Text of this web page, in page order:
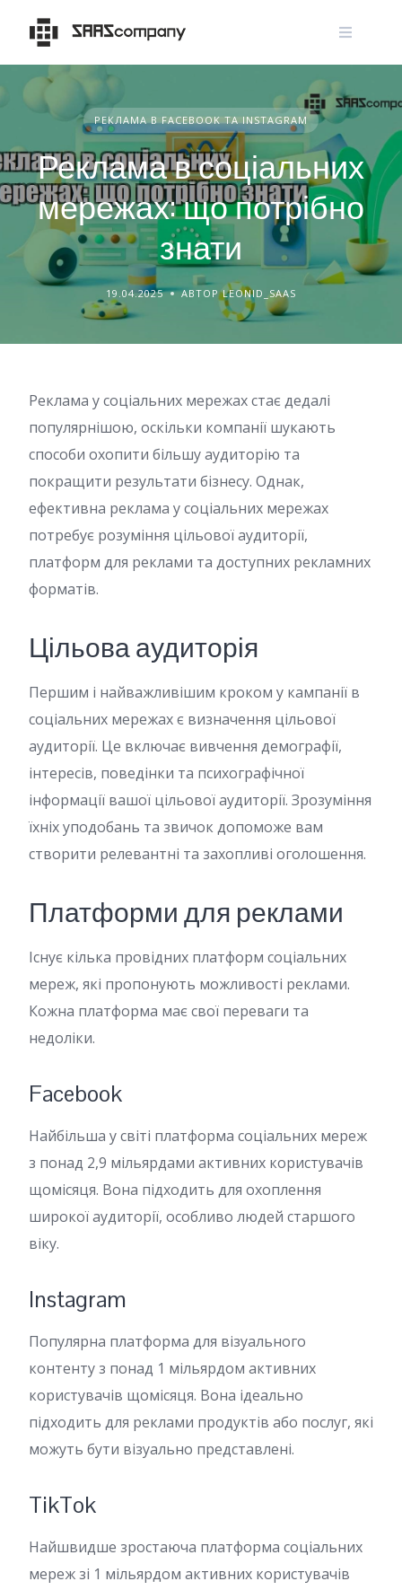
content
РЕКЛАМА В FACEBOOK ТА INSTAGRAM
Реклама в соціальних
мережах: що потрібно
знати
19.04.2025 АВТОР LEONID_SAAS
Реклама у соціальних мережах стає дедалі
популярнішою, оскільки компанії шукають
способи охопити більшу аудиторію та
покращити результати бізнесу. Однак,
ефективна реклама у соціальних мережах
потребує розуміння цільової аудиторії,
платформ для реклами та доступних рекламних
форматів.
Цільова аудиторія
Першим і найважливішим кроком у кампанії в
соціальних мережах є визначення цільової
аудиторії. Це включає вивчення демографії,
інтересів, поведінки та психографічної
інформації вашої цільової аудиторії. Зрозуміння
їхніх уподобань та звичок допоможе вам
створити релевантні та захопливі оголошення.
Платформи для реклами
Існує кілька провідних платформ соціальних
мереж, які пропонують можливості реклами.
Кожна платформа має свої переваги та
недоліки.
Facebook
Найбільша у світі платформа соціальних мереж
з понад 2,9 мільярдами активних користувачів
щомісяця. Вона підходить для охоплення
широкої аудиторії, особливо людей старшого
віку.
Instagram
Популярна платформа для візуального
контенту з понад 1 мільярдом активних
користувачів щомісяця. Вона ідеально
підходить для реклами продуктів або послуг, які
можуть бути візуально представлені.
TikTok
Найшвидше зростаюча платформа соціальних
мереж зі 1 мільярдом активних користувачів